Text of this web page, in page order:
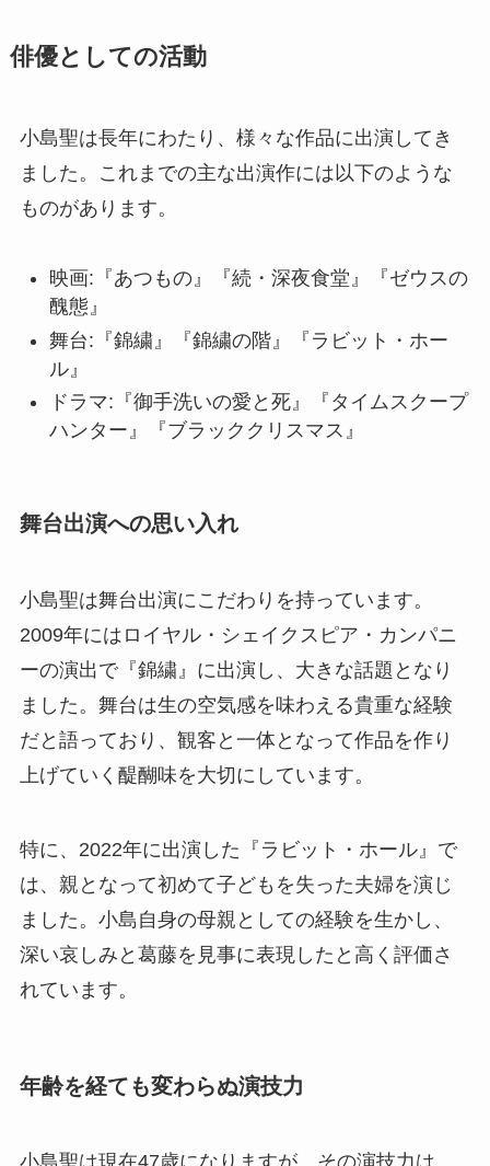
俳優としての活動
小島聖は長年にわたり、様々な作品に出演してき
ました。これまでの主な出演作には以下のような
ものがあります。
映画:『あつもの』『続・深夜食堂』『ゼウスの
醜態』
舞台:『錦繍』『錦繍の階』『ラビット・ホー
ル』
ドラマ:『御手洗いの愛と死』『タイムスクープ
ハンター』『ブラッククリスマス』
舞台出演への思い入れ
小島聖は舞台出演にこだわりを持っています。
2009年にはロイヤル・シェイクスピア・カンパニ
ーの演出で『錦繍』に出演し、大きな話題となり
ました。舞台は生の空気感を味わえる貴重な経験
だと語っており、観客と一体となって作品を作り
上げていく醍醐味を大切にしています。
特に、2022年に出演した『ラビット・ホール』で
は、親となって初めて子どもを失った夫婦を演じ
ました。小島自身の母親としての経験を生かし、
深い哀しみと葛藤を見事に表現したと高く評価さ
れています。
年齢を経ても変わらぬ演技力